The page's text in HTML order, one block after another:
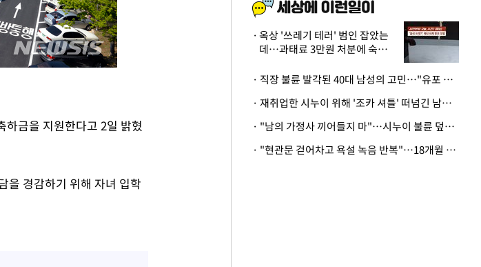
하금을 지원한다고 2일 밝혔
을 경감하기 위해 자녀 입학
옥상 '쓰레기 테러' 범인 잡았는
데…과태료 3만원 처분에 숙박업
· 직장 불륜 발각된 40대 남성의 고민…"유포 동료 명예훼손·협박죄 고소 가능할까"
· 재취업한 시누이 위해 '조카 셔틀' 떠넘긴 남편…아내 "난 못한다"
· "남의 가정사 끼어들지 마"…시누이 불륜 덮으려는 남편에 억울한 아내
· "현관문 걷어차고 욕설 녹음 반복"…18개월 아기 키우는 집 뒤흔든 '앞집의 비극'